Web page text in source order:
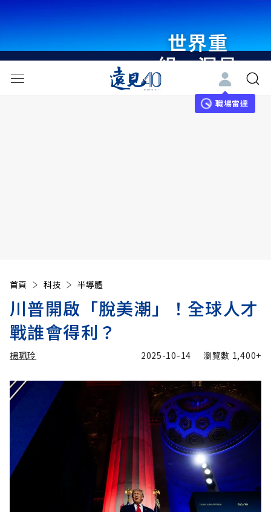
世界重
組・洞見
未來 與
世界領袖
職場雷達
首頁 科技 半導體
川普開啟「脫美潮」！全球人才
戰誰會得利？
楊珮玲 2025-10-14 瀏覽數 1,400+